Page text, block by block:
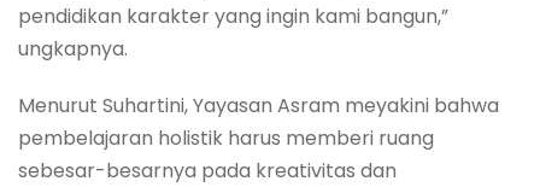
pendidikan karakter yang ingin kami bangun,”
ungkapnya.
Menurut Suhartini, Yayasan Asram meyakini bahwa
pembelajaran holistik harus memberi ruang
sebesar-besarnya pada kreativitas dan